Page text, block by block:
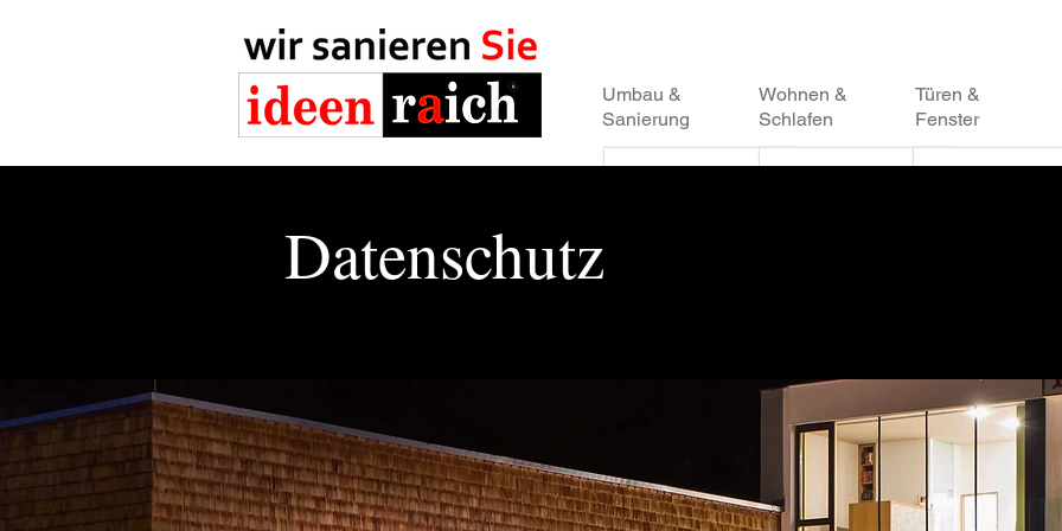
Umbau &
Sanierung
Wohnen &
Schlafen
Türen &
Fenster
Datenschutz